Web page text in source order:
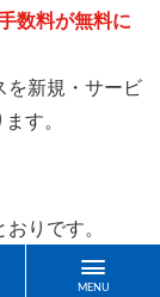
数料が無料に
を新規・サービ
す。
りです。
MENU